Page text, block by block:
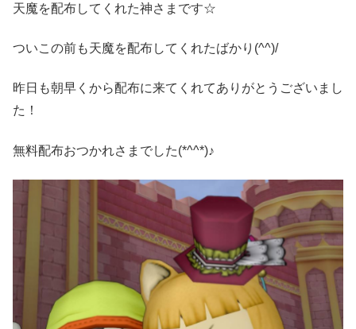
天魔を配布してくれた神さまです☆
ついこの前も天魔を配布してくれたばかり(^^)/
昨日も朝早くから配布に来てくれてありがとうございまし
た！
無料配布おつかれさまでした(*^^*)♪